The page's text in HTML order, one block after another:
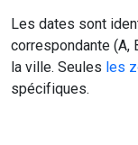
Les dates sont
correspondante (A,
la ville. Seules les
spécifiques.